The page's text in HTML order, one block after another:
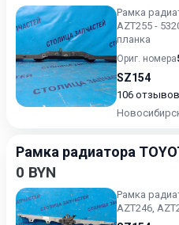
Рамка
AZT255 -
планка
Ориг. номера
SZ154
106 отзывов
Рамка радиатора
0 BYN
Рамка
AZT246,